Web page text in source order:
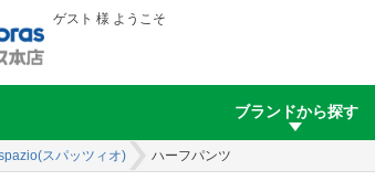
ゲスト 様 ようこそ
ブランドから探す
スパッツィオ) ハーフパンツ